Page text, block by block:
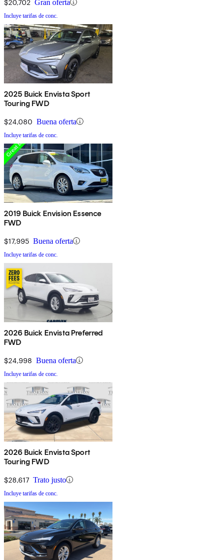
$20,702 Gran oferta
Incluye tarifas de conc.
2025 Buick Envista Sport
Touring FWD
$24,080 Buena oferta
Incluye tarifas de conc.
2019 Buick Envision Essence
FWD
$17,995 Buena oferta
Incluye tarifas de conc.
2026 Buick Envista Preferred
FWD
$24,998 Buena oferta
Incluye tarifas de conc.
2026 Buick Envista Sport
Touring FWD
$28,617 Trato justo
Incluye tarifas de conc.